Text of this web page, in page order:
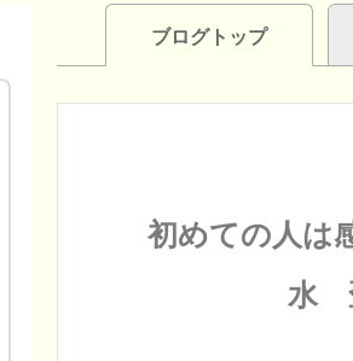
ブログトップ
初めての人は
水